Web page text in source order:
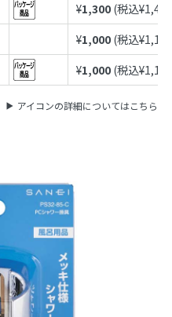
¥1,300 (税込¥1,430
¥1,000 (税込¥1,100
¥1,000 (税込¥1,100
アイコンの詳細についてはこちら